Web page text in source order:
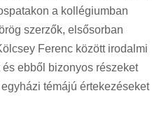
a kollégiumban
szerzők, elsősorban
Ferenc között irodalmi
ebből bizonyos részeket
témájú értekezéseket